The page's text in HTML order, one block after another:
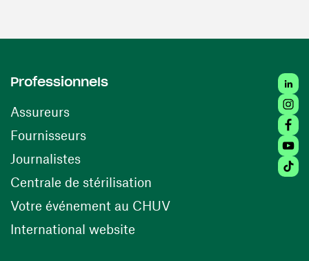
Professionnels
Assureurs
Fournisseurs(ouvre une nouvelle fenêtre)
Journalistes
Centrale de stérilisation (ouvre une nouvelle
Votre événement au CHUV(ouvre une nouvelle
International website